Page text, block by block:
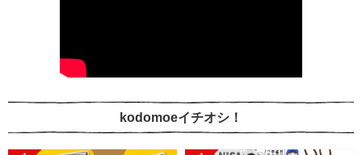
kodomoeイチオシ！